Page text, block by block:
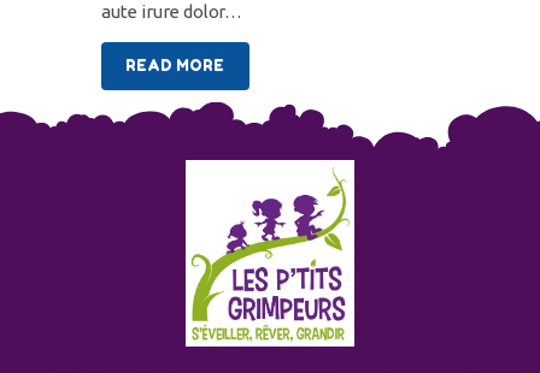
aute irure dolor…
READ MORE